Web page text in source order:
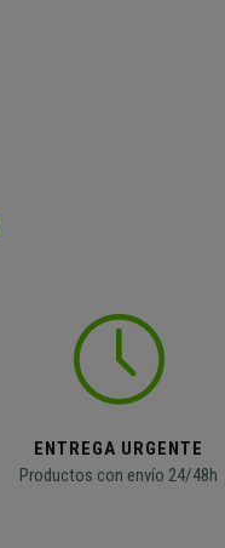
ENTREGA URGENTE
Productos con envío 24/48h